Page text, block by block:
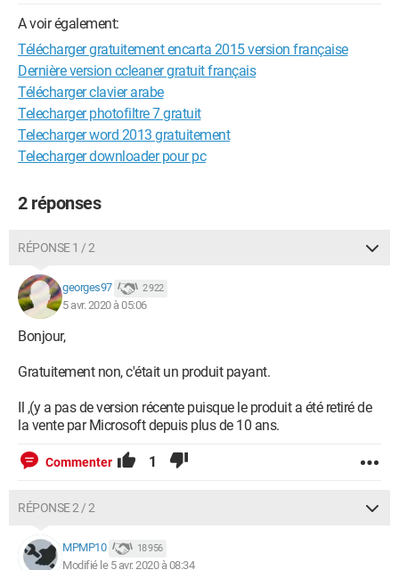
A voir également:
Télécharger gratuitement encarta 2015 version française
Dernière version ccleaner gratuit français
Télécharger clavier arabe
Telecharger photofiltre 7 gratuit
Telecharger word 2013 gratuitement
Telecharger downloader pour pc
2 réponses
RÉPONSE 1 / 2
georges97 2 922
5 avr. 2020 à 05:06
Bonjour,
Gratuitement non, c'était un produit payant.
Il ,(y a pas de version récente puisque le produit a été retiré de
la vente par Microsoft depuis plus de 10 ans.
Commenter 1
RÉPONSE 2 / 2
MPMP10 18 956
Modifié le 5 avr. 2020 à 08:34